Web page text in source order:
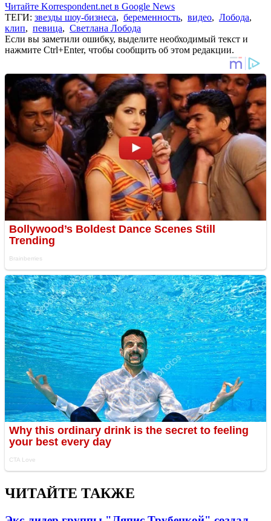
Читайте Korrespondent.net в Google News
ТЕГИ: звезды шоу-бизнеса, беременность, видео, Лобода,
клип, певица, Светлана Лобода
Если вы заметили ошибку, выделите необходимый текст и
нажмите Ctrl+Enter, чтобы сообщить об этом редакции.
ЧИТАЙТЕ ТАКЖЕ